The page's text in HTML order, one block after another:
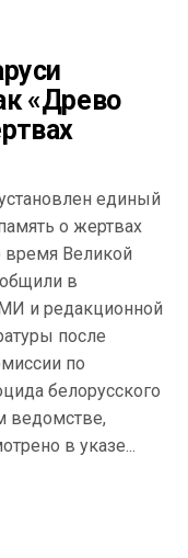
«Древо
единый
о жертвах
время Великой
в
и редакционной
после
по
белорусского
ведомстве,
в указе...